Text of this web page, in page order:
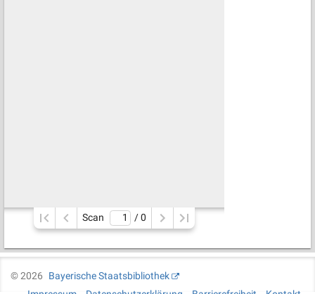
Scan / 0
©2026
Bayerische Staatsbibliothek